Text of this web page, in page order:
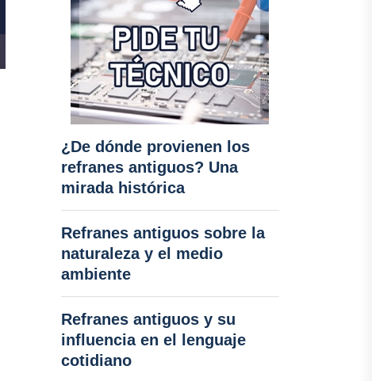
¿De dónde provienen los
refranes antiguos? Una
mirada histórica
Refranes antiguos sobre la
naturaleza y el medio
ambiente
Refranes antiguos y su
influencia en el lenguaje
cotidiano